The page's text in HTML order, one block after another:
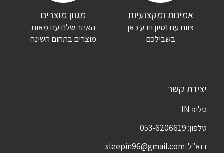
שמור בדפדפן זה את השם, האימייל והאתר שלי לפעם הבאה שאגיב.
אמינות ומקצועיות
צוות עם נסיון וידע כאן
בשבילכם
מגוון מוצרים
האתר שלנו עם מאות
מוצרים בתחום השינה
יצירת קשר
סליפ IN
טלפון:053-6206619
דוא"ל:sleepin96@gmail.com